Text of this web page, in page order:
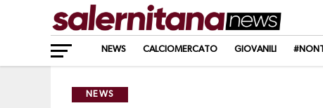
NEWS CALCIOMERCATO GIOVANILI
NEWS